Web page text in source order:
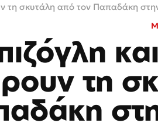
τη σκυτάλη από τον Παπαδάκη
τη